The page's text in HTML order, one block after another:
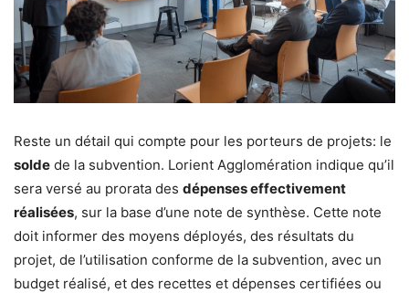
Reste un détail qui compte pour les porteurs de projets: le
solde de la subvention. Lorient Agglomération indique qu’il
sera versé au prorata des dépenses effectivement
réalisées, sur la base d’une note de synthèse. Cette note
doit informer des moyens déployés, des résultats du
projet, de l’utilisation conforme de la subvention, avec un
budget réalisé, et des recettes et dépenses certifiées ou